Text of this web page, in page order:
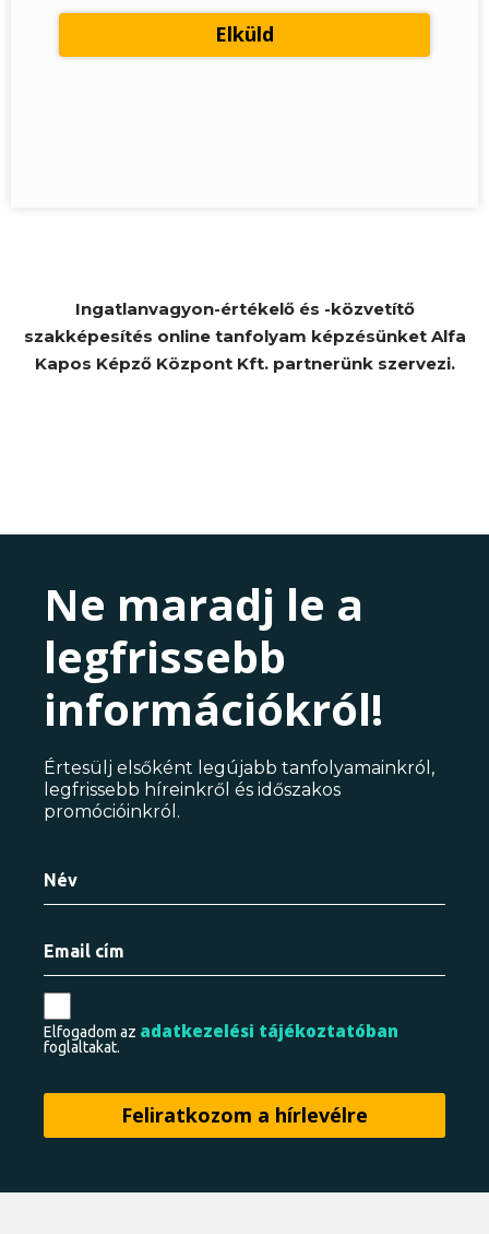
Ingatlanvagyon-értékelő és -közvetítő
szakképesítés online tanfolyam képzésünket Alfa
Kapos Képző Központ Kft. partnerünk szervezi.
Ne maradj le a
legfrissebb
információkról!
Értesülj elsőként legújabb tanfolyamainkról,
legfrissebb híreinkről és időszakos
promócióinkról.
Elfogadom az adatkezelési tájékoztatóban
foglaltakat.